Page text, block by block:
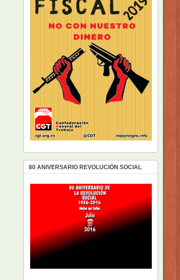
80 ANIVERSARIO REVOLUCIÓN SOCIAL